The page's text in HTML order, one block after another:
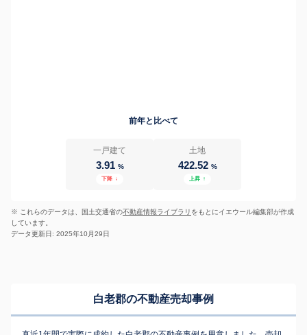
前年と比べて
一戸建て
3.91 %
下降 ↓
土地
422.52 %
上昇 ↑
※ これらのデータは、国土交通省の不動産情報ライブラリ をもとにイエウール編集部が作成
しています。
データ更新日: 2025年10月29日
白老郡の不動産売却事例